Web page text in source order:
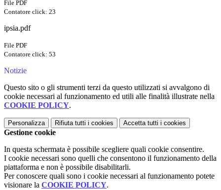
File PDF
Contatore click: 23
ipsia.pdf
File PDF
Contatore click: 53
Notizie
Questo sito o gli strumenti terzi da questo utilizzati si avvalgono di
cookie necessari al funzionamento ed utili alle finalità illustrate nella
COOKIE POLICY.
Personalizza Rifiuta tutti i cookies Accetta tutti i cookies
Gestione cookie
In questa schermata è possibile scegliere quali cookie consentire.
I cookie necessari sono quelli che consentono il funzionamento della
piattaforma e non è possibile disabilitarli.
Per conoscere quali sono i cookie necessari al funzionamento potete
visionare la COOKIE POLICY.